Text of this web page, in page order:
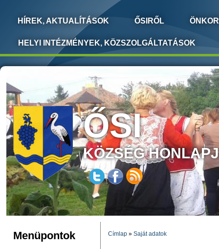
HÍREK, AKTUALÍTÁSOK ŐSIRŐL
HELYI INTÉZMÉNYEK, KÖZSZOLGÁLTATÁSOK
ŐSI
KÖZSÉG
Menüpontok JELENLEGI HELY
Címlap » Saját adatok